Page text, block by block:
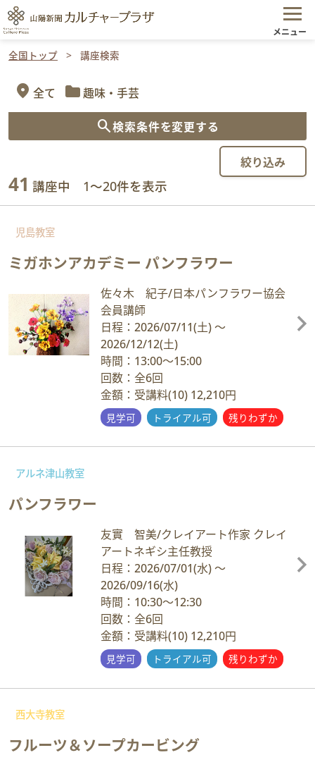
メニュー
全国トップ 講座検索
location_on 全て folder 趣味・手芸
search検索条件を変更する
絞り込み
41 講座中 1～20件を表示
児島教室
ミガホンアカデミー パンフラワー
佐々木 紀子/日本パンフラワー協会
会員講師
日程：2026/07/11(土)～
2026/12/12(土)
時間：13:00～15:00
回数：全6回
金額：受講料(10) 12,210円
見学可 トライアル可 残りわずか
アルネ津山教室
パンフラワー
友實 智美/クレイアート作家 クレイ
アートネギシ主任教授
日程：2026/07/01(水)～
2026/09/16(水)
時間：10:30～12:30
回数：全6回
金額：受講料(10) 12,210円
見学可 トライアル可 残りわずか
西大寺教室
フルーツ＆ソープカービング